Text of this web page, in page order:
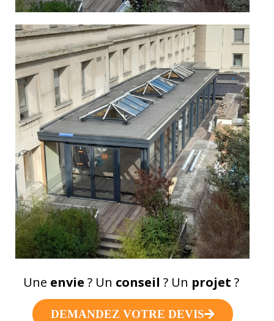
Une envie ? Un conseil ? Un projet ?
DEMANDEZ VOTRE DEVIS